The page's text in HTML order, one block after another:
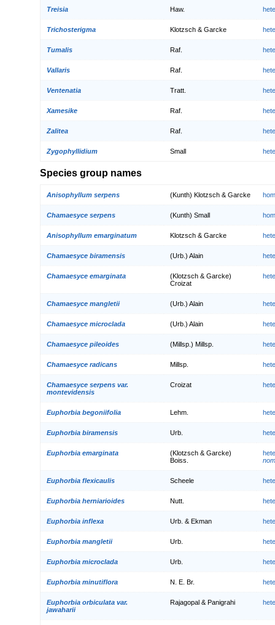
Treisia Haw.
Trichosterigma Klotzsch & Garcke
Tumalis Raf.
Vallaris Raf.
Ventenatia Tratt.
Xamesike Raf.
Zalitea Raf.
Zygophyllidium Small
Species group names
Anisophyllum serpens (Kunth) Klotzsch & Garcke
Chamaesyce serpens (Kunth) Small
Anisophyllum emarginatum Klotzsch & Garcke
Chamaesyce biramensis (Urb.) Alain
Chamaesyce emarginata
(Klotzsch & Garcke)
Croizat
Chamaesyce mangletii (Urb.) Alain
Chamaesyce microclada (Urb.) Alain
Chamaesyce pileoides (Millsp.) Millsp.
Chamaesyce radicans Millsp.
Chamaesyce serpens var.
montevidensis
Croizat
Euphorbia begoniifolia Lehm.
Euphorbia biramensis Urb.
Euphorbia emarginata
(Klotzsch & Garcke)
Boiss.
Euphorbia flexicaulis Scheele
Euphorbia herniarioides Nutt.
Euphorbia inflexa Urb. & Ekman
Euphorbia mangletii Urb.
Euphorbia microclada Urb.
Euphorbia minutiflora N. E. Br.
Euphorbia orbiculata var.
jawaharii
Rajagopal & Panigrahi